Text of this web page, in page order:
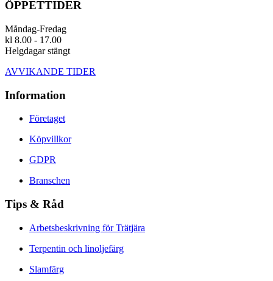
ÖPPETTIDER
Måndag-Fredag
kl 8.00 - 17.00
Helgdagar stängt
AVVIKANDE TIDER
Information
Företaget
Köpvillkor
GDPR
Branschen
Tips & Råd
Arbetsbeskrivning för Trätjära
Terpentin och linoljefärg
Slamfärg